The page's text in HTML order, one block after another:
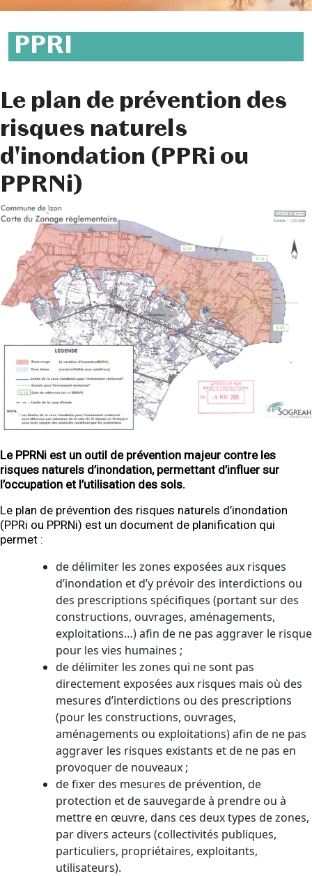
PPRI
Le plan de prévention des
risques naturels
d'inondation (PPRi ou
PPRNi)
Le PPRNi est un outil de prévention majeur contre les
risques naturels d’inondation, permettant d’influer sur
l’occupation et l’utilisation des sols.
Le plan de prévention des risques naturels d’inondation
(PPRi ou PPRNi) est un document de planification qui
permet :
de délimiter les zones exposées aux risques
d’inondation et d’y prévoir des interdictions ou
des prescriptions spécifiques (portant sur des
constructions, ouvrages, aménagements,
exploitations…) afin de ne pas aggraver le risque
pour les vies humaines ;
de délimiter les zones qui ne sont pas
directement exposées aux risques mais où des
mesures d’interdictions ou des prescriptions
(pour les constructions, ouvrages,
aménagements ou exploitations) afin de ne pas
aggraver les risques existants et de ne pas en
provoquer de nouveaux ;
de fixer des mesures de prévention, de
protection et de sauvegarde à prendre ou à
mettre en œuvre, dans ces deux types de zones,
par divers acteurs (collectivités publiques,
particuliers, propriétaires, exploitants,
utilisateurs).